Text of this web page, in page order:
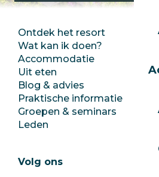
Ontdek het resort
Wat kan ik doen?
Accommodatie
Uit eten
Blog & advies
Praktische informatie
Groepen & seminars
Leden
Volg ons